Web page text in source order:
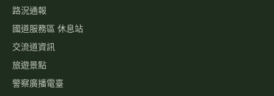
路況通報
國道服務區 休息站
交流道資訊
旅遊景點
警察廣播電臺